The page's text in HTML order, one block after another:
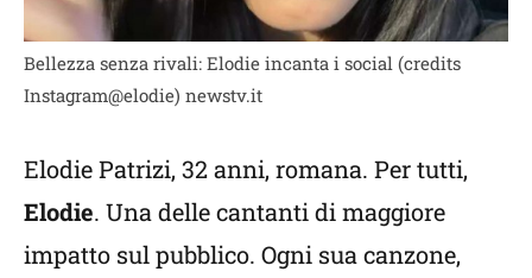
Bellezza senza rivali: Elodie incanta i social (credits
Instagram@elodie) newstv.it
Elodie Patrizi, 32 anni, romana. Per tutti,
Elodie. Una delle cantanti di maggiore
impatto sul pubblico. Ogni sua canzone,